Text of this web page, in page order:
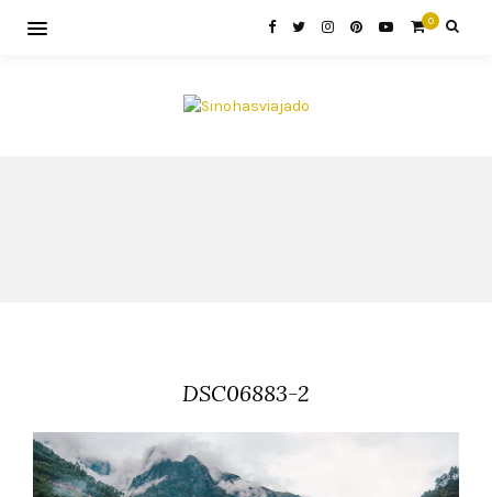
0
DSC06883-2